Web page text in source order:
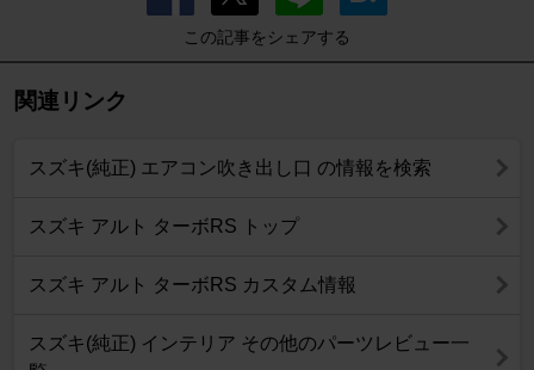
この記事をシェアする
関連リンク
スズキ(純正) エアコン吹き出し口 の情報を検索
スズキ アルト ターボRS トップ
スズキ アルト ターボRS カスタム情報
スズキ(純正) インテリア その他のパーツレビュー一